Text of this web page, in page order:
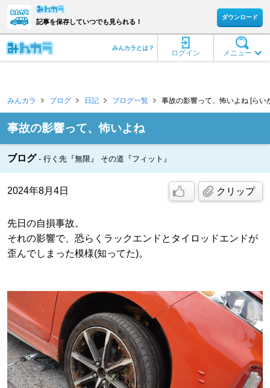
記事を保存していつでも見られる！
ダウンロード
メニュー
ログイン
みんカラとは？
みんカラ ブログ 日記 ブログ一覧 事故の影響って、怖いよね [らい
事故の影響って、怖いよね
ブログ 行く先『無限』 その道『フィット』
2024年8月4日 クリップ
先日の自損事故。
それの影響で、恐らくラックエンドとタイロッドエンドが
歪んでしまった模様(知ってた)。